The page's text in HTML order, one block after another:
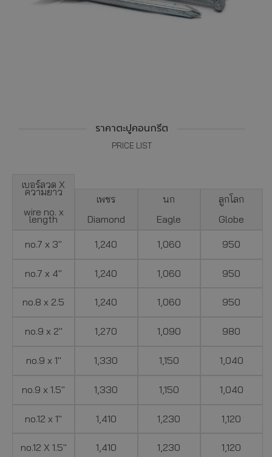
ราคาตะปูคอนกรีต
PRICE LIST
เบอร์ลวด X
ความยาว
wire no. x
length
เพชร
Diamond
นก
Eagle
ลูกโลก
Globe
no.7 x 3″ 1,240 1,060 950
no.7 x 4″ 1,240 1,060 950
no.8 x 2.5 1,240 1,060 950
no.9 x 2″ 1,270 1,090 980
no.9 x 1″ 1,330 1,150 1,040
no.9 x 1.5″ 1,330 1,150 1,040
no.12 x 1″ 1,410 1,230 1,120
no.12 X 1.5″ 1,410 1,230 1,120